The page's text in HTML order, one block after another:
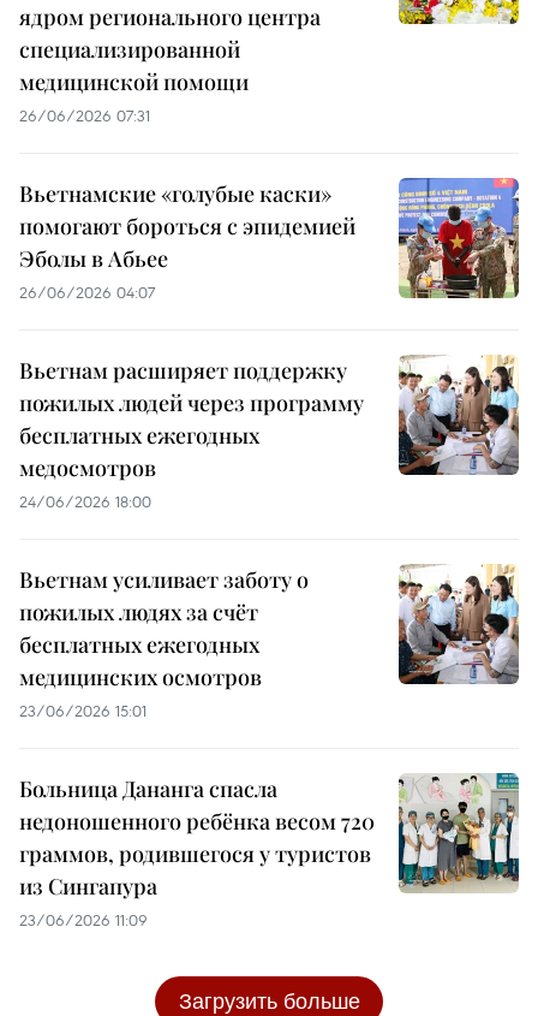
ядром регионального центра
специализированной
медицинской помощи
26/06/2026 07:31
Вьетнамские «голубые каски»
помогают бороться с эпидемией
Эболы в Абьее
26/06/2026 04:07
Вьетнам расширяет поддержку
пожилых людей через программу
бесплатных ежегодных
медосмотров
24/06/2026 18:00
Вьетнам усиливает заботу о
пожилых людях за счёт
бесплатных ежегодных
медицинских осмотров
23/06/2026 15:01
Больница Дананга спасла
недоношенного ребёнка весом 720
граммов, родившегося у туристов
из Сингапура
23/06/2026 11:09
Загрузить больше